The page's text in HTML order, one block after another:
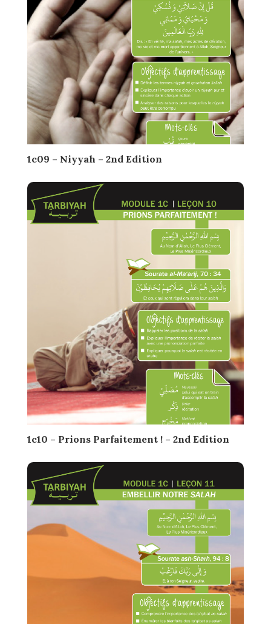
1c09 – Niyyah – 2nd Edition
1c10 – Prions Parfaitement ! – 2nd Edition